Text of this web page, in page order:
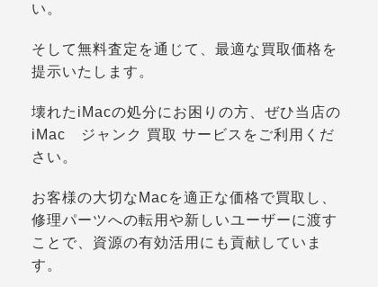
い。
そして無料査定を通じて、最適な買取価格を
提示いたします。
壊れたiMacの処分にお困りの方、ぜひ当店の
iMac ジャンク 買取 サービスをご利用くだ
さい。
お客様の大切なMacを適正な価格で買取し、
修理パーツへの転用や新しいユーザーに渡す
ことで、資源の有効活用にも貢献していま
す。